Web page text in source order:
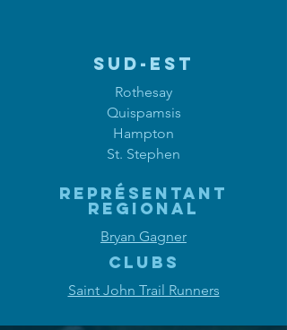
SUD-EST
Rothesay
Quispamsis
Hampton
St. Stephen
REPRÉSENTANT
REGIONAL
Bryan Gagner
clubs
Saint John Trail Runners